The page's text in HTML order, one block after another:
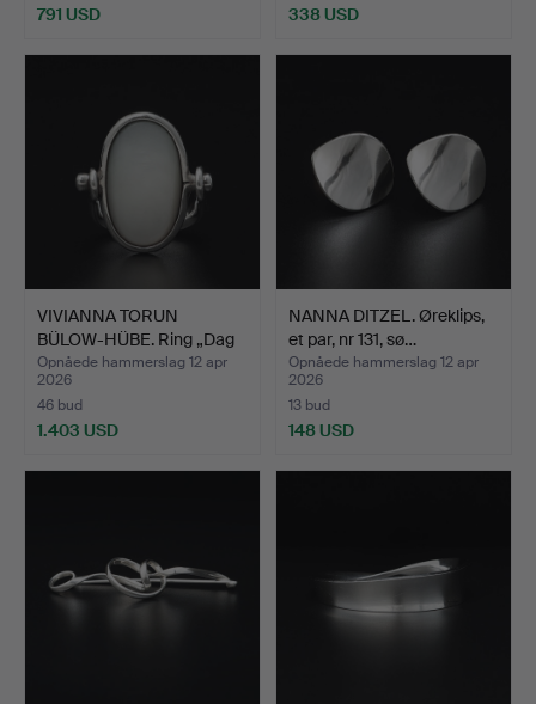
791 USD
338 USD
VIVIANNA TORUN
BÜLOW-HÜBE. Ring „Dag
og Na…
Opnåede hammerslag 12 apr
2026
46 bud
1.403 USD
NANNA DITZEL. Øreklips,
et par, nr 131, sø…
Opnåede hammerslag 12 apr
2026
13 bud
148 USD